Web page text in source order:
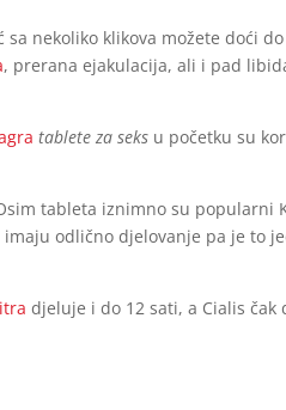
nekoliko klikova možete doći
, prerana ejakulacija, ali i pad
tablete za seks u početku su
tableta iznimno su popularni
odlično djelovanje pa je to
djeluje i do 12 sati, a Cialis čak